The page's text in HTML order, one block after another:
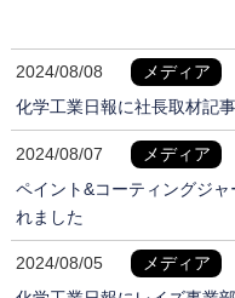
2024/08/08
メディア
化学工業日報に社長取材記
2024/08/07
メディア
ペイント&コーティングジ
れました
2024/08/05
メディア